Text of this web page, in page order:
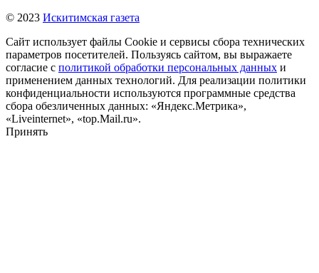
© 2023 Искитимская газета
Сайт использует файлы Cookie и сервисы сбора технических
параметров посетителей. Пользуясь сайтом, вы выражаете
согласие с политикой обработки персональных данных и
применением данных технологий. Для реализации политики
конфиденциальности используются программные средства
сбора обезличенных данных: «Яндекс.Метрика»,
«Liveinternet», «top.Mail.ru».
Принять